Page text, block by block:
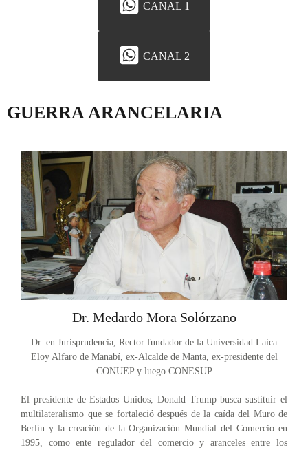
CANAL 1
CANAL 2
GUERRA ARANCELARIA
Dr. Medardo Mora Solórzano
Dr. en Jurisprudencia, Rector fundador de la Universidad Laica
Eloy Alfaro de Manabí, ex-Alcalde de Manta, ex-presidente del
CONUEP y luego CONESUP
El presidente de Estados Unidos, Donald Trump busca sustituir el
multilateralismo que se fortaleció después de la caída del Muro de
Berlín y la creación de la Organización Mundial del Comercio en
1995, como ente regulador del comercio y aranceles entre los